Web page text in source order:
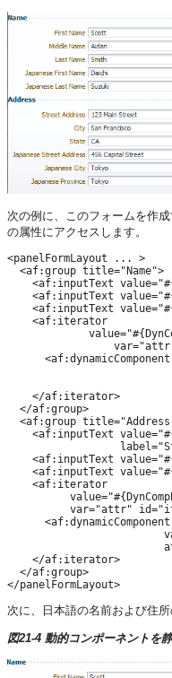
次の例に、このフォームを作
の属性にアクセスします。
<panelFormLayout ... >
  <af:group title="Name">
<af:inputText
<af:inputText
<af:inputText
    <af:iterator
    </af:iterator>
  </af:group>
<af:group
<af:inputText
<af:inputText
<af:inputText
    <af:iterator
var="attr"
    </af:iterator>
  </af:group>
次に、日本語の名前および住
図21-4 動的コンポーネントを